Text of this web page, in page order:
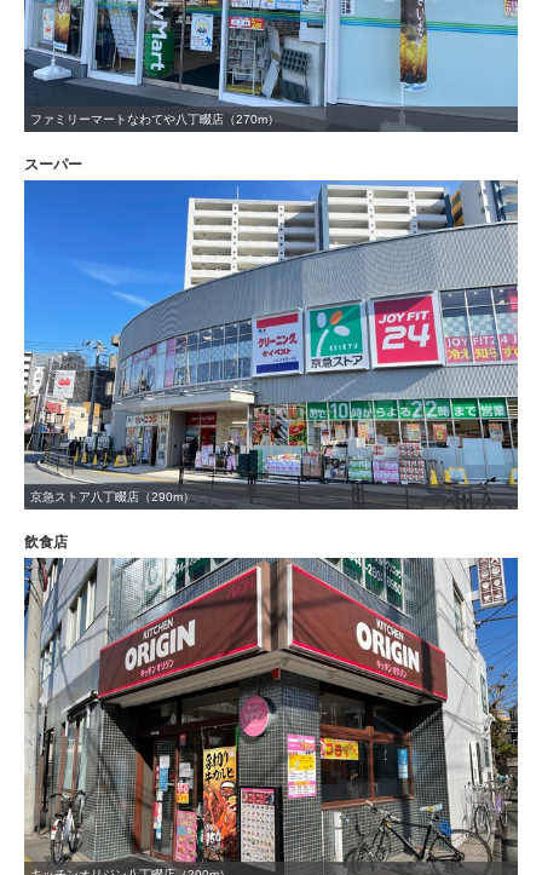
ファミリーマートなわてや八丁畷店（270m）
スーパー
京急ストア八丁畷店（290m）
飲食店